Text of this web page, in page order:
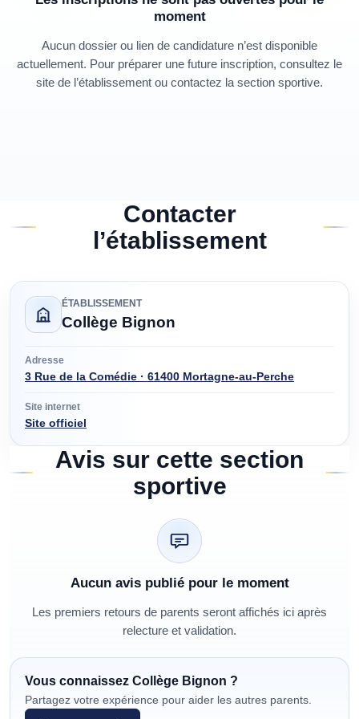
moment
Aucun dossier ou lien de candidature n’est disponible
actuellement. Pour préparer une future inscription, consultez le
site de l’établissement ou contactez la section sportive.
Contacter
l’établissement
ÉTABLISSEMENT
Collège Bignon
Adresse
3 Rue de la Comédie · 61400 Mortagne-au-Perche
Site internet
Site officiel
Avis sur cette section
sportive
Aucun avis publié pour le moment
Les premiers retours de parents seront affichés ici après
relecture et validation.
Vous connaissez Collège Bignon ?
Partagez votre expérience pour aider les autres parents.